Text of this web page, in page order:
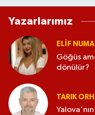
Yazarlarımız
ELİF
Göğüs
dönülür?
TARIK